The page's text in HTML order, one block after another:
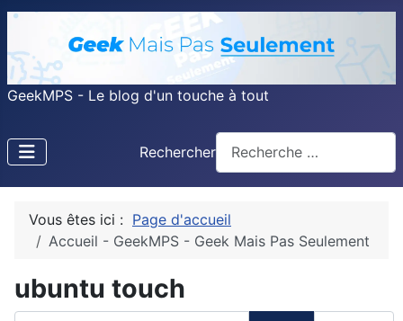
GeekMPS - Le blog d'un touche à tout
Rechercher
Vous êtes ici : Page d'accueil
Accueil - GeekMPS - Geek Mais Pas Seulement
ubuntu touch